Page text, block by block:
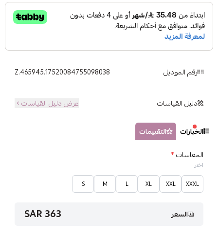
رقم الموديل Z.465945.17520084755098038
دليل القياسات عرض دليل القياسات
الخيارات
التقييمات
المقاسات*
اختر
XXXL
XXL
XL
L
M
S
السعر 363 SAR